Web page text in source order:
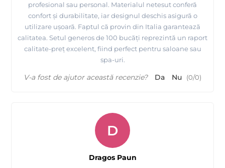
profesional sau personal. Materialul netesut conferă
confort și durabilitate, iar designul deschis asigură o
utilizare ușoară. Faptul că provin din Italia garantează
calitatea. Setul generos de 100 bucăți reprezintă un raport
calitate-preț excelent, fiind perfect pentru saloane sau
spa-uri.
V-a fost de ajutor această recenzie? Da Nu (0/0)
D
Dragos Paun